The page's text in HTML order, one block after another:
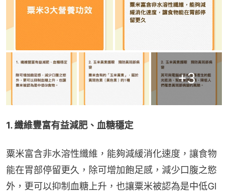
+3
1. 纖維豐富有益減肥、血糖穩定
粟米富含非水溶性纖維，能夠減緩消化速度，讓食物
能在胃部停留更久，除可增加飽足感，減少口腹之慾
外，更可以抑制血糖上升，也讓粟米被認為是中低GI